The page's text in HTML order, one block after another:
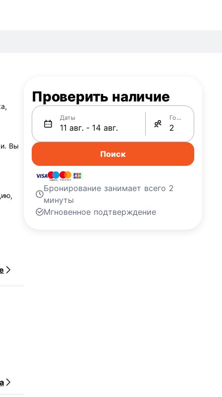
Вы
Проверить наличие
Даты Гости
Поиск
Бронирование занимает всего 2
минуты
Мгновенное подтверждение